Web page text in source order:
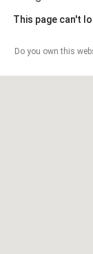
This page can't
Do you own this